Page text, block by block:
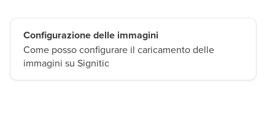
Configurazione delle immagini
Come posso configurare il caricamento delle
immagini su Signitic